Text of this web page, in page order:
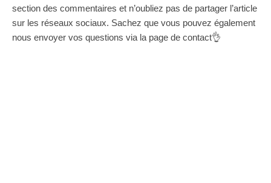
section des commentaires et n’oubliez pas de partager l’article
sur les réseaux sociaux. Sachez que vous pouvez également
nous envoyer vos questions via la page de contact👌